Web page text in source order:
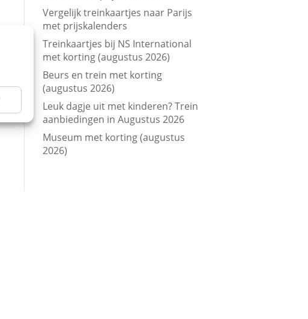
Vergelijk treinkaartjes naar Parijs
met prijskalenders
Treinkaartjes bij NS International
met korting (augustus 2026)
Beurs en trein met korting
(augustus 2026)
Leuk dagje uit met kinderen? Trein
aanbiedingen in Augustus 2026
Museum met korting (augustus
2026)